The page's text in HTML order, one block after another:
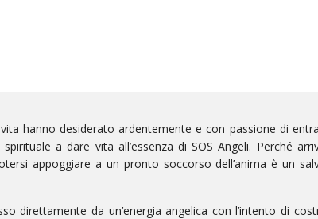
hanno desiderato ardentemente e con passione di
a dare vita all’essenza di SOS Angeli. Perché
appoggiare a un pronto soccorso dell’anima è un
direttamente da un’energia angelica con l’intento di